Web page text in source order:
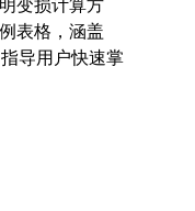
变损计算方
表格，涵盖
导用户快速掌